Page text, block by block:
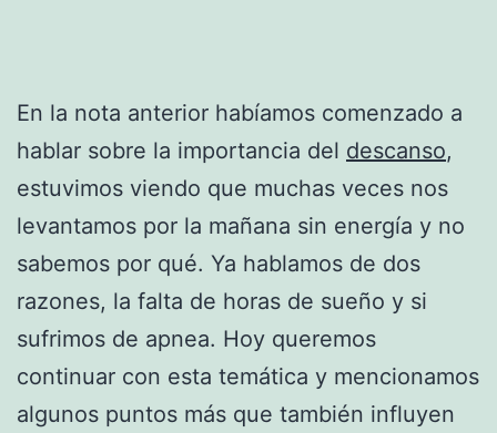
En la nota anterior habíamos comenzado a
hablar sobre la importancia del descanso,
estuvimos viendo que muchas veces nos
levantamos por la mañana sin energía y no
sabemos por qué. Ya hablamos de dos
razones, la falta de horas de sueño y si
sufrimos de apnea. Hoy queremos
continuar con esta temática y mencionamos
algunos puntos más que también influyen